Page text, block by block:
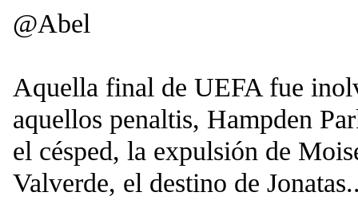
@Abel
Aquella final de UEFA fue
aquellos penaltis, Hampden
el césped, la expulsión de
Valverde, el destino de